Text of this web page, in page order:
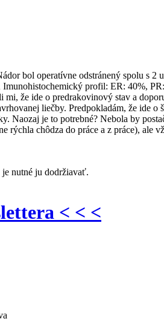
bol operatívne odstránený spolu s
profil: ER: 40%,
mi, že ide o predrakovinový stav a
liečby. Predpokladám, že ide
Naozaj je to potrebné? Nebola by
rýchla chôdza do práce a z práce),
je nutné ju dodržiavať.
< < <